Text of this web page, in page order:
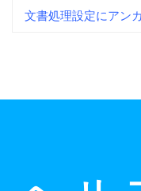
文書処理設定にアン